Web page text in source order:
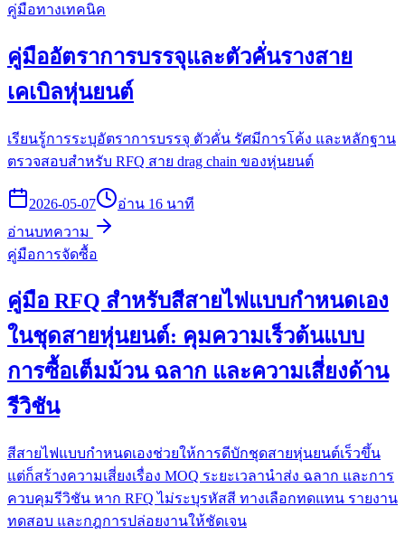
คู่มือทางเทคนิค
คู่มืออัตราการบรรจุและตัวคั่นรางสาย
เคเบิลหุ่นยนต์
เรียนรู้การระบุอัตราการบรรจุ ตัวคั่น รัศมีการโค้ง และหลักฐาน
ตรวจสอบสำหรับ RFQ สาย drag chain ของหุ่นยนต์
2026-05-07
อ่าน 16 นาที
อ่านบทความ
คู่มือการจัดซื้อ
คู่มือ RFQ สำหรับสีสายไฟแบบกำหนดเอง
ในชุดสายหุ่นยนต์: คุมความเร็วต้นแบบ
การซื้อเต็มม้วน ฉลาก และความเสี่ยงด้าน
รีวิชัน
สีสายไฟแบบกำหนดเองช่วยให้การดีบักชุดสายหุ่นยนต์เร็วขึ้น
แต่ก็สร้างความเสี่ยงเรื่อง MOQ ระยะเวลานำส่ง ฉลาก และการ
ควบคุมรีวิชัน หาก RFQ ไม่ระบุรหัสสี ทางเลือกทดแทน รายงาน
ทดสอบ และกฎการปล่อยงานให้ชัดเจน